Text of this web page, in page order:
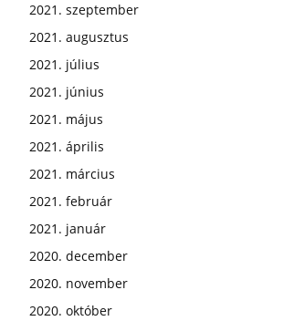
2021. szeptember
2021. augusztus
2021. július
2021. június
2021. május
2021. április
2021. március
2021. február
2021. január
2020. december
2020. november
2020. október